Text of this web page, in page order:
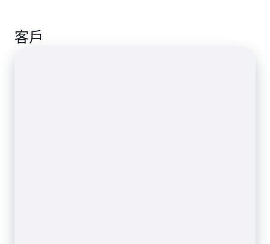
(包括交易和促銷)。
客戶